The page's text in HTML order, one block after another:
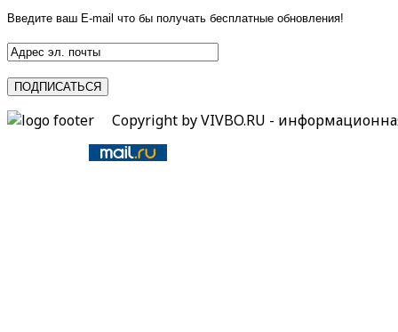
Введите ваш E-mail что бы получать бесплатные обновления!
Copyright by VIVBO.RU -